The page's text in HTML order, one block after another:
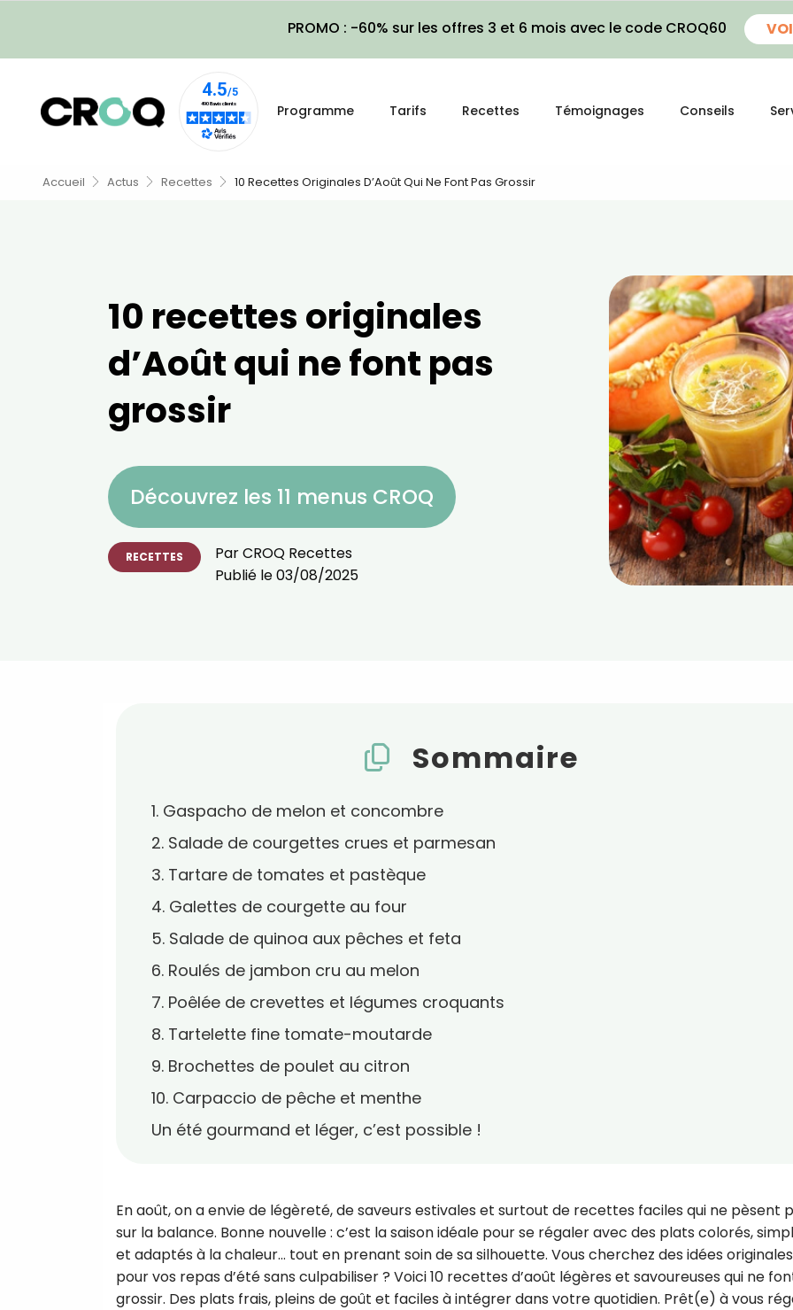
PROMO : -60% sur les offres 3 et 6 mois avec le code CROQ60
Programme Tarifs Recettes Témoignages Conseils
Accueil Actus Recettes 10 Recettes Originales D’Août Qui Ne Font Pas Grossir
10 recettes originales
d’Août qui ne font pas
grossir
Découvrez les 11 menus CROQ
RECETTES ParCROQ Recettes
Publié le03/08/2025
Sommaire
1. Gaspacho de melon et concombre
2. Salade de courgettes crues et parmesan
3. Tartare de tomates et pastèque
4. Galettes de courgette au four
5. Salade de quinoa aux pêches et feta
6. Roulés de jambon cru au melon
7. Poêlée de crevettes et légumes croquants
8. Tartelette fine tomate-moutarde
9. Brochettes de poulet au citron
10. Carpaccio de pêche et menthe
Un été gourmand et léger, c’est possible !
En août, on a envie de légèreté, de saveurs estivales et surtout de recettes faciles qui ne pèsent
sur la balance. Bonne nouvelle : c’est la saison idéale pour se régaler avec des plats colorés,
et adaptés à la chaleur… tout en prenant soin de sa silhouette. Vous cherchez des idées originales
pour vos repas d’été sans culpabiliser ? Voici 10 recettes d’août légères et savoureuses qui ne
grossir. Des plats frais, pleins de goût et faciles à intégrer dans votre quotidien. Prêt(e) à vous